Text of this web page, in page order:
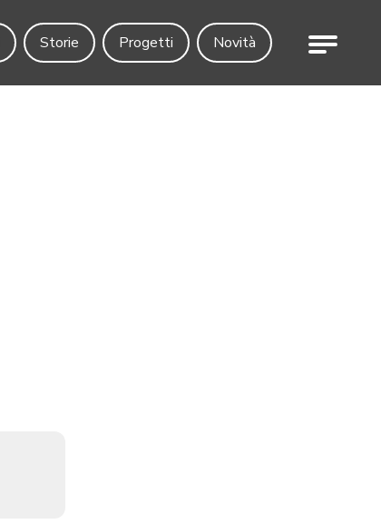
Storie Progetti Novità Menu